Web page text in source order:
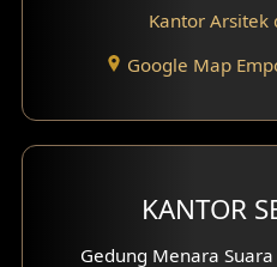
Desain Rumah
Desain Rumah
Desain Balkon
Kantor Arsitek
Google Map
KANTOR
Gedung Menara